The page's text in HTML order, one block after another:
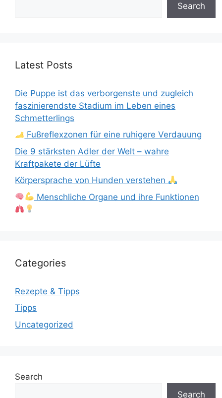
Search
Latest Posts
Die Puppe ist das verborgenste und zugleich
faszinierendste Stadium im Leben eines
Schmetterlings
Fußreflexzonen für eine ruhigere Verdauung
Die 9 stärksten Adler der Welt – wahre
Kraftpakete der Lüfte
Körpersprache von Hunden verstehen
Menschliche Organe und ihre Funktionen
Categories
Rezepte & Tipps
Tipps
Uncategorized
Search
Search